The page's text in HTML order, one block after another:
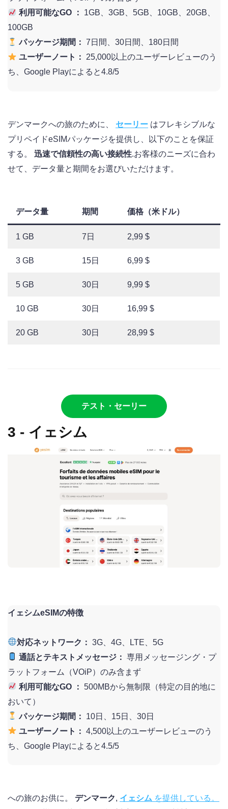
利用可能なGO ：
1GB、3GB、5GB、10GB、20GB、
100GB
パッケージ期間：
7日間、30日間、180日間
ユーザーノート： 25,000以上のユーザーレビューのう
ち、Google Playによると4.8/5
デンマークへの旅のために、 セーリー はフレキシブルな
プリペイドeSIMパッケージを提供し、以下のことを保証
する。 迅速で信頼性の高い接続性.お客様のニーズに合わ
せて、データ量と期間をお選びいただけます。
データ量 期間 価格（米ドル）
1 GB 7日 2,99 $
3 GB 15日 6,99 $
5 GB 30日 9,99 $
10 GB 30日 16,99 $
20 GB 30日 28,99 $
テスト・セーリー
3 - イェシム
イェシムeSIMの特徴
対応ネットワーク： 3G、4G、LTE、5G
通話とテキストメッセージ： 専用メッセージング・プ
ラットフォーム（VOiP）のみ含まず
利用可能なGO ： 500MBから無制限（特定の目的地に
おいて）
パッケージ期間：
10日、15日、30日
ユーザーノート： 4,500以上のユーザーレビューのう
ち、Google Playによると4.5/5
への旅のお供に。 デンマーク, イェシム を提供している。